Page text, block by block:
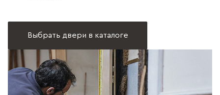
Выбрать двери в каталоге